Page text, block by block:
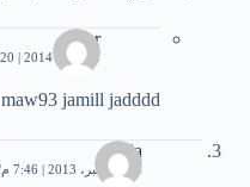
nour
23 يناير، 2014 | 7:20 م
maw93 jamill jadddd
abla
14 ديسمبر، 2013 | 7:46 م